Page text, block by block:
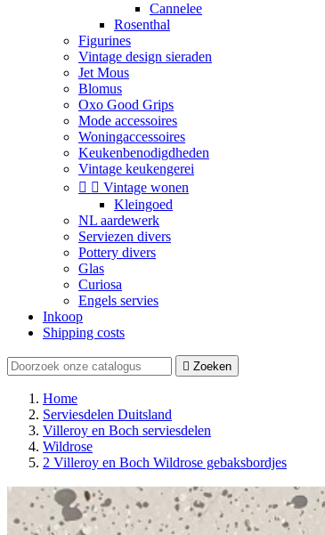
Cannelee
Rosenthal
Figurines
Vintage design sieraden
Jet Mous
Blomus
Oxo Good Grips
Mode accessoires
Woningaccessoires
Keukenbenodigdheden
Vintage keukengerei
  Vintage wonen
Kleingoed
NL aardewerk
Serviezen divers
Pottery divers
Glas
Curiosa
Engels servies
Inkoop
Shipping costs
 Zoeken
Home
Serviesdelen Duitsland
Villeroy en Boch serviesdelen
Wildrose
2 Villeroy en Boch Wildrose gebaksbordjes